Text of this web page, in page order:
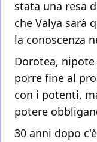
stata una resa
che Valya sarà
la conoscenza
Dorotea, nipote
porre fine al
con i potenti,
potere
30 anni dopo